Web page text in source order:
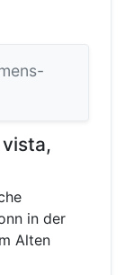
in der
Alten